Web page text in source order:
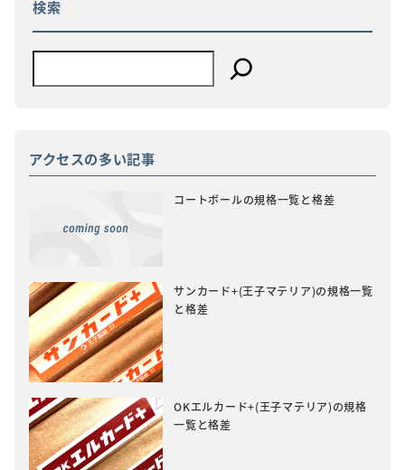
検索
アクセスの多い記事
コートボールの規格一覧と格差
サンカード+(王子マテリア)の規格一覧
と格差
OKエルカード+(王子マテリア)の規格
一覧と格差